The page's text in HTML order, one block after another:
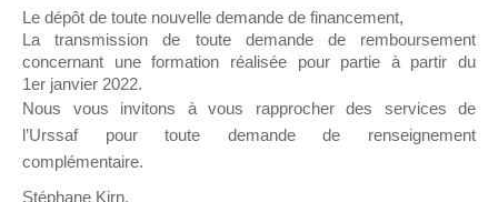
sur lequel il est possible de laisser un message
ou poser une question.
NB : Il est nécessaire d’être
pouvoir rejoindre ce groupe
Le dépôt de toute nouvelle demande de financement,
La transmission de toute demande de remboursement
concernant une formation réalisée pour partie à partir du
1er janvier 2022.
Nous vous invitons à vous rapprocher des services de
l’Urssaf pour toute demande de renseignement
complémentaire.
Stéphane Kirn,